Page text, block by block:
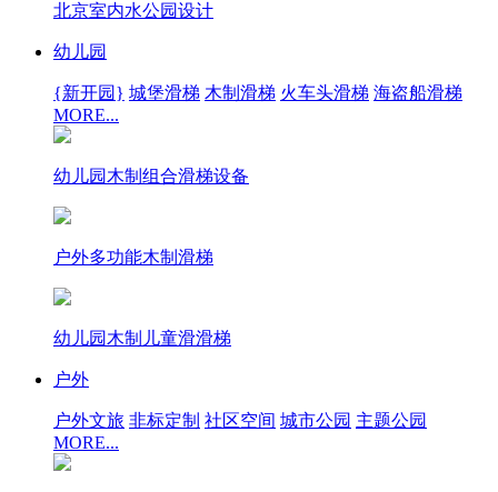
北京室内水公园设计
幼儿园
{新开园} 城堡滑梯 木制滑梯 火车头滑梯 海盗船滑梯
MORE...
幼儿园木制组合滑梯设备
户外多功能木制滑梯
幼儿园木制儿童滑滑梯
户外
户外文旅 非标定制 社区空间 城市公园 主题公园
MORE...